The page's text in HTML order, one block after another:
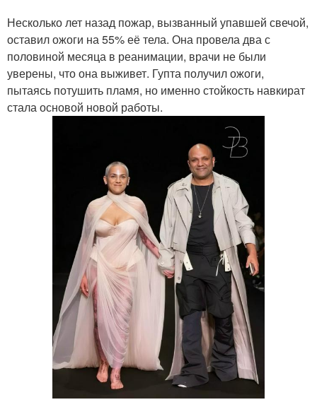
Несколько лет назад пожар, вызванный упавшей свечой,
оставил ожоги на 55% её тела. Она провела два с
половиной месяца в реанимации, врачи не были
уверены, что она выживет. Гупта получил ожоги,
пытаясь потушить пламя, но именно стойкость навкират
стала основой новой работы.